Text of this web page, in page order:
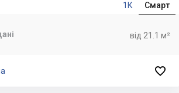
1К Смарт
від 21.1 м²
